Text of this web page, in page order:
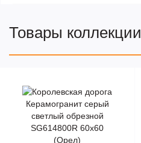
Товары коллекции